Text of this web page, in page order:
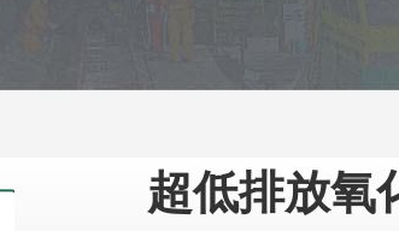
超低排放氧